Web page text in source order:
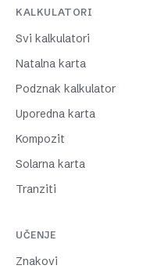
KALKULATORI
Svi kalkulatori
Natalna karta
Podznak kalkulator
Uporedna karta
Kompozit
Solarna karta
Tranziti
UČENJE
Znakovi